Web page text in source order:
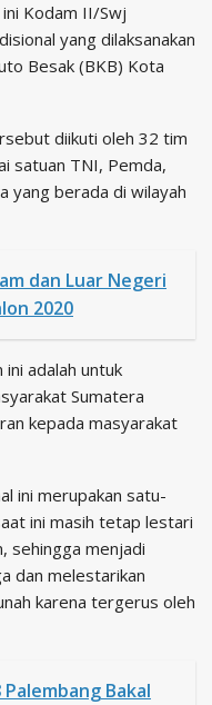
Kodam II/Swj
yang dilaksanakan
Besak (BKB) Kota
diikuti oleh 32 tim
satuan TNI, Pemda,
yang berada di wilayah
dan Luar Negeri
2020
adalah untuk
Sumatera
kepada masyarakat
ini merupakan satu-
ini masih tetap lestari
sehingga menjadi
dan melestarikan
karena tergerus oleh
Bakal